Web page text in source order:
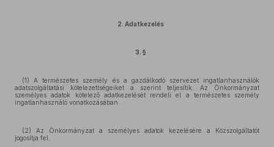
2. Adatkezelés
3. §
(1) A természetes személy és a gazdálkodó szervezet ingatlanhasználók
adatszolgáltatási kötelezettségeiket a szerint teljesítik. Az Önkormányzat
személyes adatok kötelező adatkezelését rendeli el a természetes személy
ingatlanhasználó vonatkozásában.
(2) Az Önkormányzat a személyes adatok kezelésére a Közszolgáltatót
jogosítja fel.